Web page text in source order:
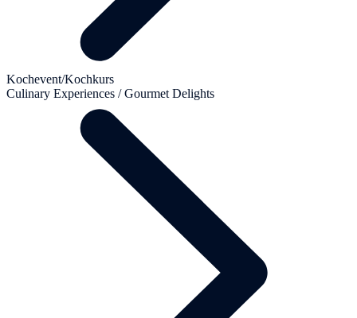
Kochevent/Kochkurs
Culinary Experiences / Gourmet Delights